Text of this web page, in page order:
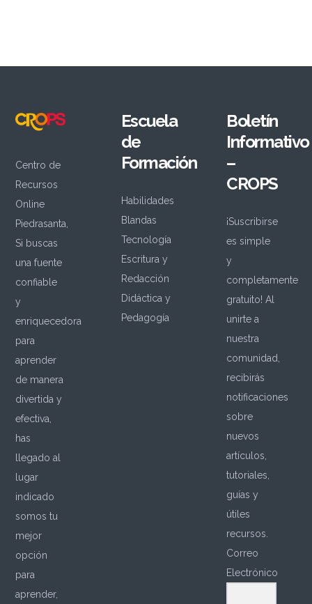
Centro de
Recursos
Online
Piedrasanta,
Si buscas
una fuente
confiable
y
enriquecedora
para
aprender
de manera
divertida y
efectiva,
has
llegado al
lugar
indicado
somos tu
mejor
opción
para
aprender,
Escuela
de
Formación
Habilidades
Blandas
Tecnología
Escritura y
Redacción
Didáctica y
Pedagogía
Boletín
Informativo
–
CROPS
¡Suscribirse
es simple
y
completamente
gratuito! Al
unirte a
nuestra
comunidad,
recibirás
notificaciones
sobre
nuevos
artículos,
tutoriales,
guías y
útiles
recursos.
Correo
Electrónico